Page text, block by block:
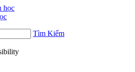
Tìm Kiếm